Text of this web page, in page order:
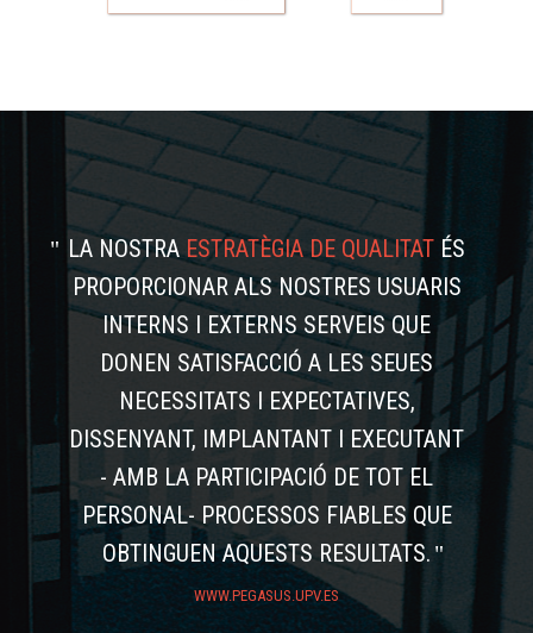
LA NOSTRAESTRATÈGIA DE QUALITAT ÉS
PROPORCIONAR ALS NOSTRES USUARIS
INTERNS I EXTERNS SERVEIS QUE
DONEN SATISFACCIÓ A LES SEUES
NECESSITATS I EXPECTATIVES,
DISSENYANT, IMPLANTANT I EXECUTANT
- AMB LA PARTICIPACIÓ DE TOT EL
PERSONAL- PROCESSOS FIABLES QUE
OBTINGUEN AQUESTS RESULTATS.
WWW.PEGASUS.UPV.ES